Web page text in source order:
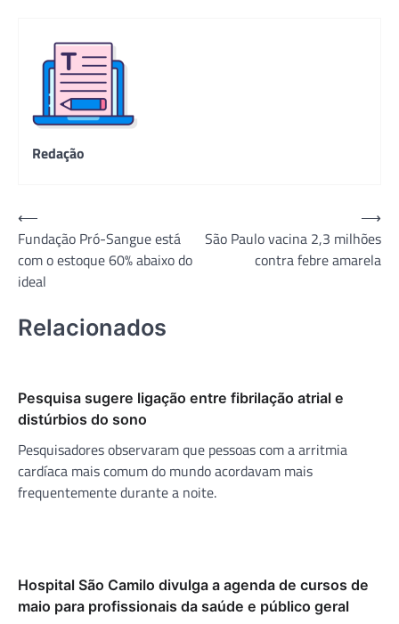
Redação
Navegação
de
Post
⟵
Fundação Pró-Sangue está
com o estoque 60% abaixo do
ideal
São Paulo vacina 2,3 milhões
contra febre amarela
⟶
Relacionados
Pesquisa sugere ligação entre fibrilação atrial e
distúrbios do sono
Pesquisadores observaram que pessoas com a arritmia
cardíaca mais comum do mundo acordavam mais
frequentemente durante a noite.
Hospital São Camilo divulga a agenda de cursos de
maio para profissionais da saúde e público geral